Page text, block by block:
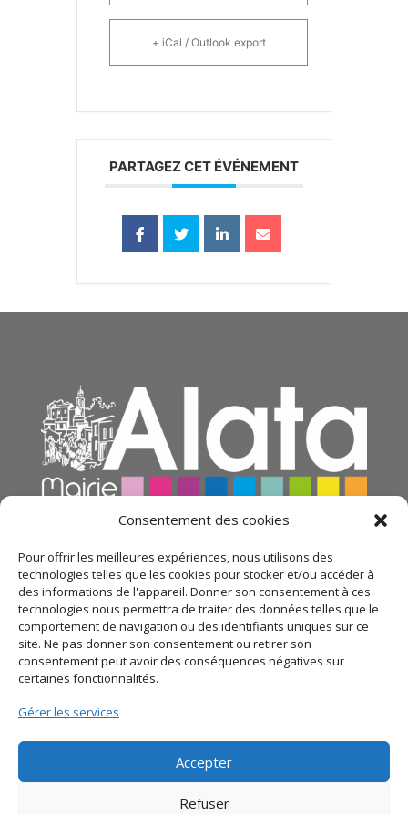
Consentement des cookies
Pour offrir les meilleures expériences, nous utilisons des
technologies telles que les cookies pour stocker et/ou accéder à
des informations de l'appareil. Donner son consentement à ces
technologies nous permettra de traiter des données telles que le
comportement de navigation ou des identifiants uniques sur ce
site. Ne pas donner son consentement ou retirer son
consentement peut avoir des conséquences négatives sur
certaines fonctionnalités.
Gérer les services
Accepter
Refuser
+ iCal / Outlook export
PARTAGEZ CET ÉVÉNEMENT
© 2021 Mairie d’Alata – Réalisation